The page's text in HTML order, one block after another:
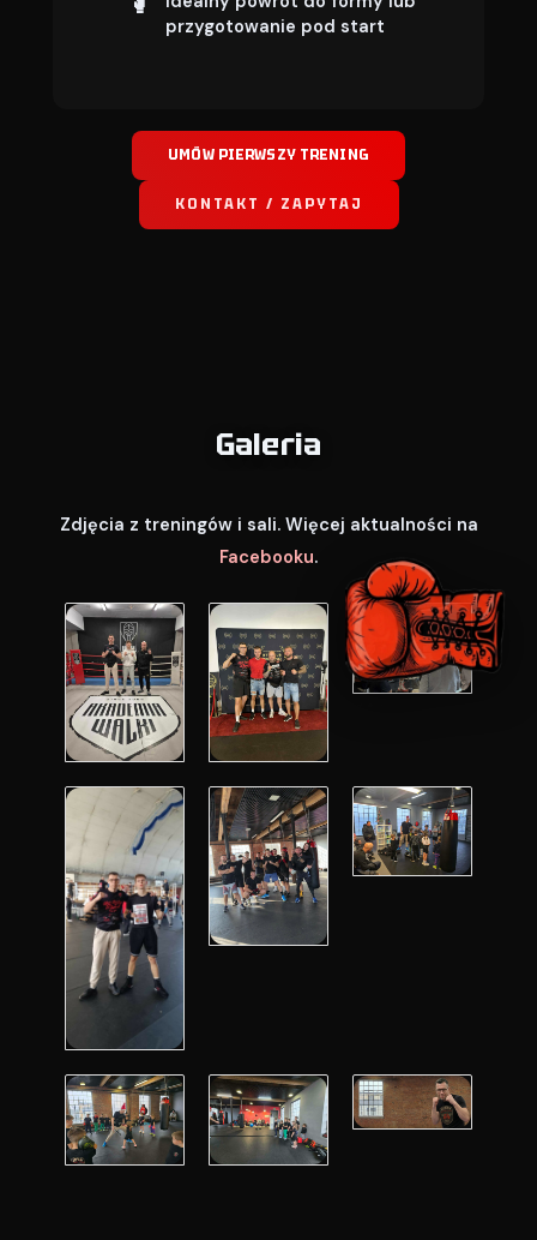
przygotowanie pod start
UMÓW PIERWSZY TRENING
KONTAKT / ZAPYTAJ
Galeria
Zdjęcia z treningów i sali. Więcej aktualności na
Facebooku.